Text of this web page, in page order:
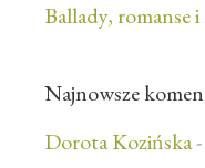
Ballady, romanse i
Najnowsze
Dorota Kozińska-